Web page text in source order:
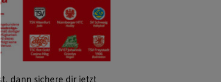
dann sichere dir jetzt